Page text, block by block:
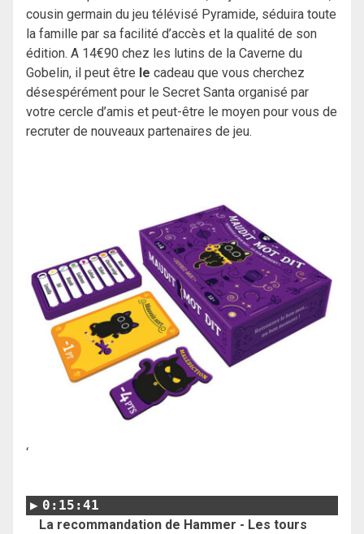
cousin germain du jeu télévisé Pyramide, séduira toute
la famille par sa facilité d’accès et la qualité de son
édition. A 14€90 chez les lutins de la Caverne du
Gobelin, il peut être le cadeau que vous cherchez
désespérément pour le Secret Santa organisé par
votre cercle d’amis et peut-être le moyen pour vous de
recruter de nouveaux partenaires de jeu.
‘
0:15:41
La recommandation de Hammer - Les tours